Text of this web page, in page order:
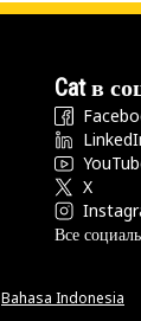
Cat в
X
Все
Bahasa Indonesia